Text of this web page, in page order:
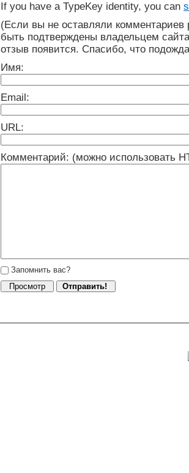
If you have a TypeKey identity, you can
(Если вы не оставляли
быть подтверждены владельцем
отзыв появится. Спасибо, что
Имя:
Email:
URL:
Комментарий: (можно использовать
Запомнить вас?